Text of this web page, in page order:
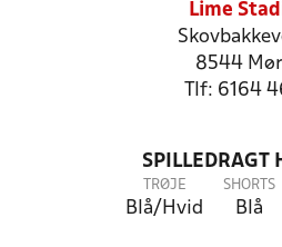
Lime
8544
Tlf: 6164
SPILLEDRAGT
TRØJE
Blå/Hvid
SHORTS
Blå